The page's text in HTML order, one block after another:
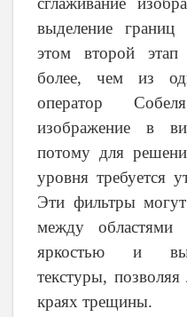
выделение
этом второй этап
более, чем из
оператор
изображение в
потому для
уровня требуется
Эти фильтры
между областями
яркостью и
текстуры, позволяя
краях трещины.